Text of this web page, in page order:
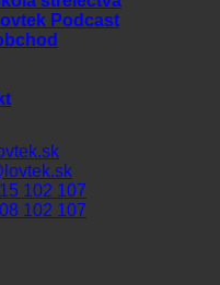
Podcast
102 107
102 107